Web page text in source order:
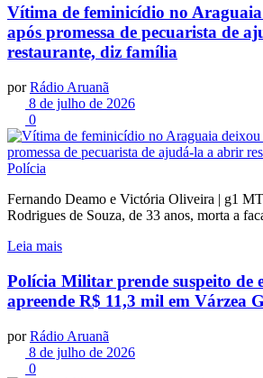
Vítima de feminicídio no
após promessa de pecuarista de
restaurante, diz família
por Rádio Aruanã
8 de julho de 2026
0
Polícia
Fernando Deamo e Victória Oliveira | g1
Rodrigues de Souza, de 33 anos, morta a
Leia mais
Polícia Militar prende suspeito de
apreende R$ 11,3 mil em Várzea
por Rádio Aruanã
8 de julho de 2026
0